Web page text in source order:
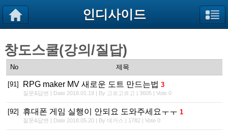
인디사이드
창도스쿨(강의/질답)
No 제목
[91] RPG maker MV 새로운 도트 만드는법 3
질문&답변 | Date 2018.01.19 | By 고르고르고 | 3605 | Vote 0
[92] 휴대폰 게임 실행이 안되요 도와주세요ㅜㅜ 1
질문&답변 | Date 2018.05.20 | By 데거스 | 1782 | Vote 0